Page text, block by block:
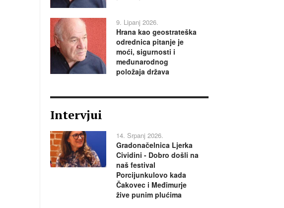
9. Lipanj 2026.
Hrana kao geostrateška
odrednica pitanje je
moći, sigurnosti i
međunarodnog
položaja država
Intervjui
14. Srpanj 2026.
Gradonačelnica Ljerka
Cividini - Dobro došli na
naš festival
Porcijunkulovo kada
Čakovec i Međimurje
žive punim plućima